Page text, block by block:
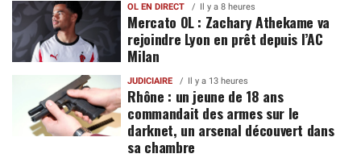
OL EN DIRECT Il y a 8 heures
Mercato OL : Zachary Athekame va
rejoindre Lyon en prêt depuis l’AC
Milan
JUDICIAIRE Il y a 13 heures
Rhône : un jeune de 18 ans
commandait des armes sur le
darknet, un arsenal découvert dans
sa chambre